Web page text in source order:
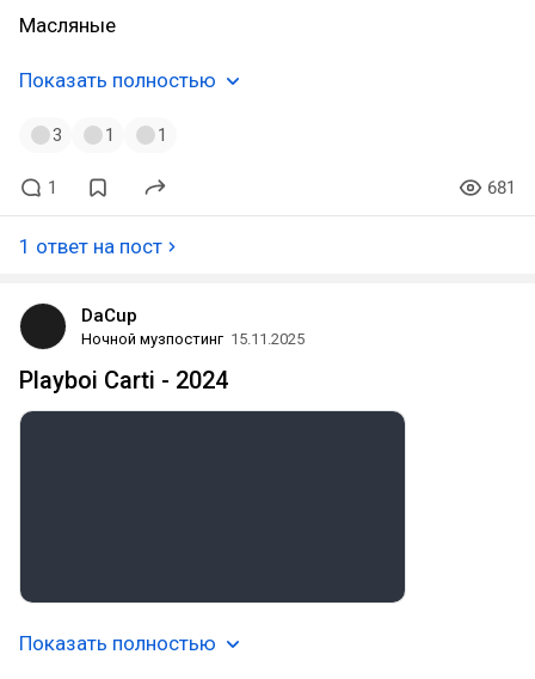
Масляные
Показать полностью
3 1 1
1 681
1 ответ на пост
DaCup
Ночной музпостинг 15.11.2025
Playboi Carti - 2024
Показать полностью